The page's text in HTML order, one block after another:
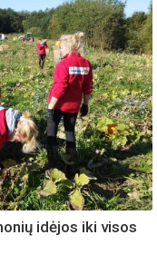
idėjos iki visos